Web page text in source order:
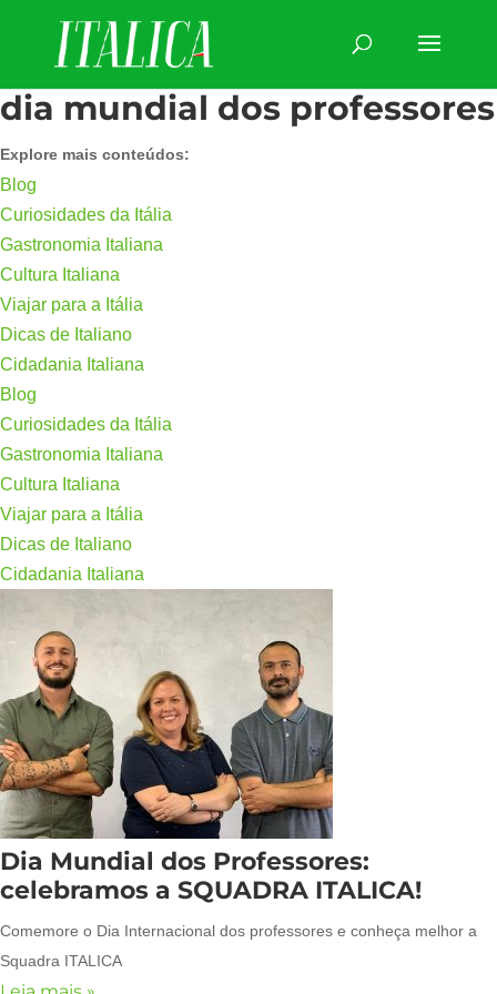
dia mundial dos professores
Explore mais conteúdos:
Blog
Curiosidades da Itália
Gastronomia Italiana
Cultura Italiana
Viajar para a Itália
Dicas de Italiano
Cidadania Italiana
Blog
Curiosidades da Itália
Gastronomia Italiana
Cultura Italiana
Viajar para a Itália
Dicas de Italiano
Cidadania Italiana
Dia Mundial dos Professores:
celebramos a SQUADRA ITALICA!
Comemore o Dia Internacional dos professores e conheça melhor a
Squadra ITALICA